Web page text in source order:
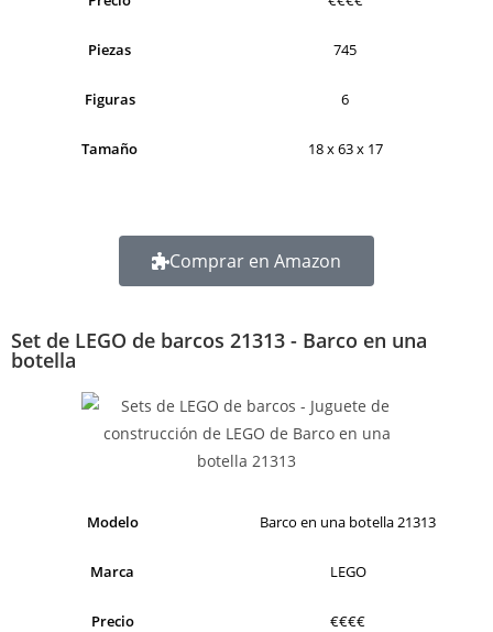
Piezas 745
Figuras 6
Tamaño 18 x 63 x 17
Comprar en Amazon
Set de LEGO de barcos 21313 - Barco en una
botella
Modelo Barco en una botella 21313
Marca LEGO
Precio €€€€